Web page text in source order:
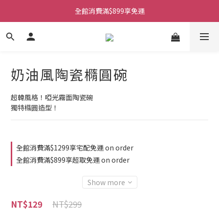
全館消費滿$899享免運
奶油風陶瓷橢圓碗
超韓風格！啞光霧面陶瓷碗
獨特橢圓造型！
全館消費滿$1299享宅配免運 on order
全館消費滿$899享超取免運 on order
Show more
NT$299
NT$129